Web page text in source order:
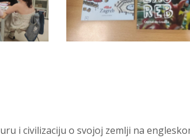
i civilizaciju o svojoj zemlji na